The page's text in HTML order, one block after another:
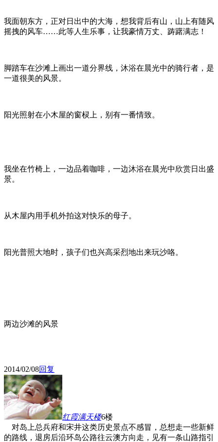
我面朝东方，正对日出中的大海，想我背后有山，山上有随风
摇拽的风车……此等人生乐事，让我豪情万丈、踌躇满志！
脚踏车在沙滩上画出一道分界线，沐浴在晨光中的骑行者，是
一道很美的风景。
阳光照射在小木屋的窗棂上，别有一番情致。
我坐在竹椅上，一边品着咖啡，一边沐浴在晨光中欣赏日出盛
景。
从木屋内用手机外拍这对快乐的母子。
阳光普照大地时，孩子们也兴高采烈地出来玩沙咯。
两边沙滩的风景
2014/02/08回复
红霞满天楼6楼
对岛上总兵府和宋井这类历史景点不感冒，总想走一些新鲜
的路线，退房后沿环岛公路往云澳方向走，见有一条山路指引